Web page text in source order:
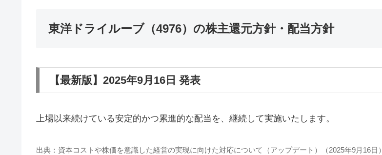
東洋ドライルーブ（4976）の株主還元方針・配当方針
【最新版】2025年9月16日 発表
上場以来続けている安定的かつ累進的な配当を、継続して実施いたします。
出典：資本コストや株価を意識した経営の実現に向けた対応について（アップデート）（2025年9月16日）